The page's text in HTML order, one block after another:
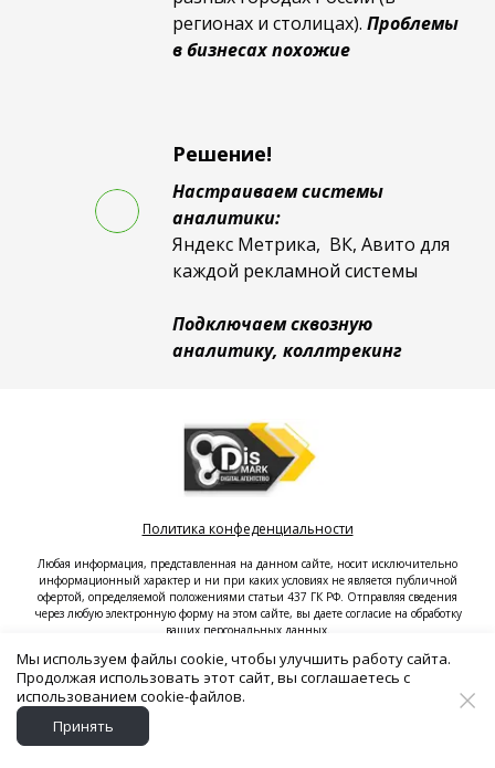
регионах и столицах).Проблемы
в бизнесах похожие
Решение!
Настраиваем системы
аналитики:
Яндекс Метрика, ВК, Авито для
каждой рекламной системы
Подключаем сквозную
аналитику, коллтрекинг
Политика конфеденциальности
Любая информация, представленная на данном сайте, носит исключительно
информационный характер и ни при каких условиях не является публичной
офертой, определяемой положениями статьи 437 ГК РФ. Отправляя сведения
через любую электронную форму на этом сайте, вы даете согласие на обработку
ваших персональных данных.
ИП Аршинников С.Ю.
ОГРНИП 325784700299599
Мы используем файлы cookie, чтобы улучшить работу сайта.
Продолжая использовать этот сайт, вы соглашаетесь с
использованием cookie-файлов.
Принять